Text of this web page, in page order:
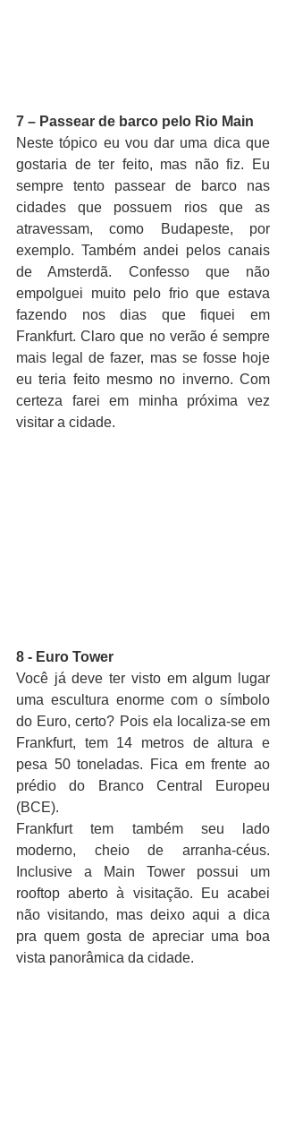
7 – Passear de barco pelo Rio Main
Neste tópico eu vou dar uma dica que
gostaria de ter feito, mas não fiz. Eu
sempre tento passear de barco nas
cidades que possuem rios que as
atravessam, como Budapeste, por
exemplo. Também andei pelos canais
de Amsterdã. Confesso que não
empolguei muito pelo frio que estava
fazendo nos dias que fiquei em
Frankfurt. Claro que no verão é sempre
mais legal de fazer, mas se fosse hoje
eu teria feito mesmo no inverno. Com
certeza farei em minha próxima vez
visitar a cidade.
8 - Euro Tower
Você já deve ter visto em algum lugar
uma escultura enorme com o símbolo
do Euro, certo? Pois ela localiza-se em
Frankfurt, tem 14 metros de altura e
pesa 50 toneladas. Fica em frente ao
prédio do Branco Central Europeu
(BCE).
Frankfurt tem também seu lado
moderno, cheio de arranha-céus.
Inclusive a Main Tower possui um
rooftop aberto à visitação. Eu acabei
não visitando, mas deixo aqui a dica
pra quem gosta de apreciar uma boa
vista panorâmica da cidade.